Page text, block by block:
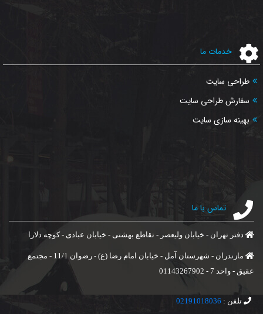
خدمات ما
طراحی سایت
سفارش طراحی سایت
بهینه سازی سایت
تماس با ما
دفتر تهران - خیابان ولیعصر - تقاطع بهشتی - خیابان عبادی - کوچه دلارا
مازندران - شهرستان آمل - خیابان امام رضا (ع) - رضوان 11/1 - مجتمع
عقیق - واحد 7 - 01143267902
تلفن : 02191018036